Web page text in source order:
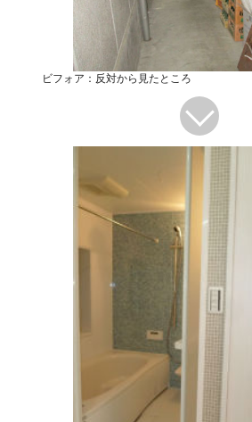
ビフォア：反対から見たところ